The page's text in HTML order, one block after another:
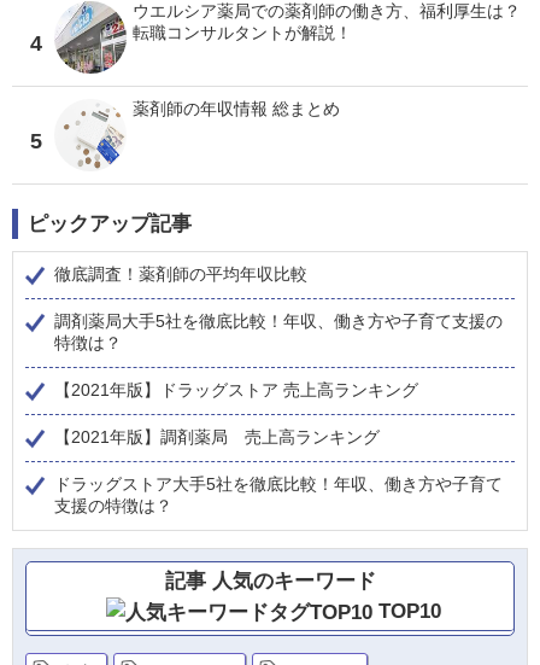
4
ウエルシア薬局での薬剤師の働き方、福利厚生は？
転職コンサルタントが解説！
5
薬剤師の年収情報 総まとめ
ピックアップ記事
徹底調査！薬剤師の平均年収比較
調剤薬局大手5社を徹底比較！年収、働き方や子育て支援の
特徴は？
【2021年版】ドラッグストア 売上高ランキング
【2021年版】調剤薬局 売上高ランキング
ドラッグストア大手5社を徹底比較！年収、働き方や子育て
支援の特徴は？
記事 人気のキーワード
TOP10